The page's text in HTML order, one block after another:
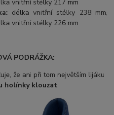
vnitřní stélky 217 mm
délka vnitřní stélky 238 mm,
vnitřní stélky 226 mm
PODRÁŽKA:
že ani při tom největším lijáku
holínky klouzat.